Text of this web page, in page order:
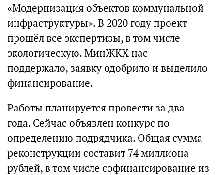
«Модернизация объектов коммунальной
инфраструктуры». В 2020 году проект
прошёл все экспертизы, в том числе
экологическую. МинЖКХ нас
поддержало, заявку одобрило и выделило
финансирование.
Работы планируется провести за два
года. Сейчас объявлен конкурс по
определению подрядчика. Общая сумма
реконструкции составит 74 миллиона
рублей, в том числе софинансирование из